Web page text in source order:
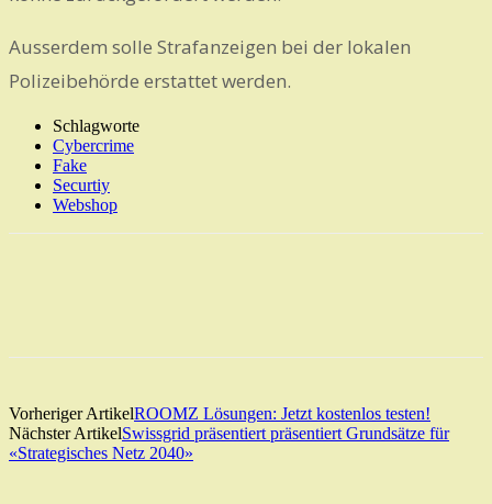
Ausserdem solle Strafanzeigen bei der lokalen
Polizeibehörde erstattet werden.
Schlagworte
Cybercrime
Fake
Securtiy
Webshop
Vorheriger ArtikelROOMZ Lösungen: Jetzt kostenlos testen!
Nächster ArtikelSwissgrid präsentiert präsentiert Grundsätze für
«Strategisches Netz 2040»